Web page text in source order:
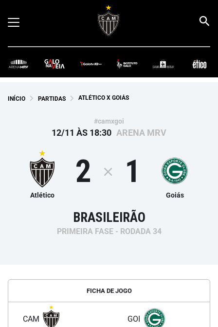
INÍCIO PARTIDAS ATLÉTICO X GOIÁS
#camxgoi
12/11 ÀS 18:30 ARENA MRV
Atlético
2 1
Goiás
BRASILEIRÃO
PRIMEIRA FASE - RODADA 34
FICHA DE JOGO
CAM GOI